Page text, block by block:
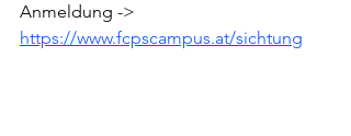
Anmeldung ->
https://www.fcpscampus.at/sichtung